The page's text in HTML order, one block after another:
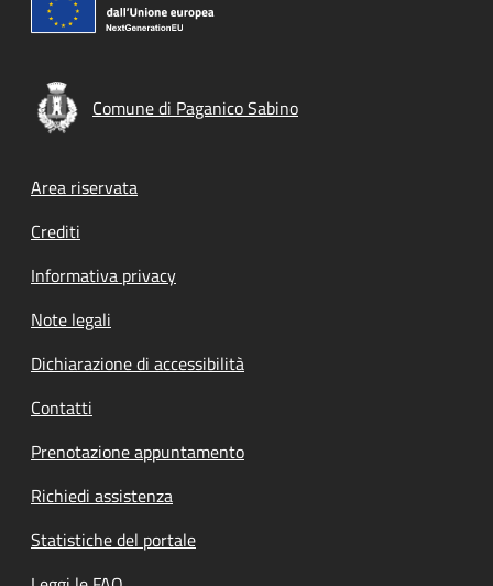
Comune di Paganico Sabino
Footer menu
Area riservata
Crediti
Informativa privacy
Note legali
Dichiarazione di accessibilità
Contatti
Prenotazione appuntamento
Richiedi assistenza
Statistiche del portale